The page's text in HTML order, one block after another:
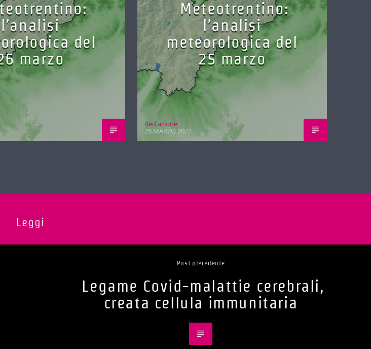
l’analisi
del
marzo
Meteotrentino:
l’analisi
meteorologica del
25 marzo
Red.azione
25 MARZO 2022
Leggi
Post precedente
Legame Covid-malattie cerebrali,
creata cellula immunitaria